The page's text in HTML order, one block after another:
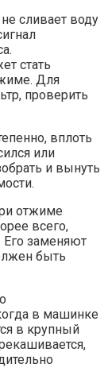
сливает воду
стать
Для
проверить
вплоть
или
и вынуть
отжиме
всего,
Его заменяют
быть
в машинке
в крупный